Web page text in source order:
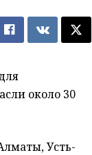
около 30
Усть-